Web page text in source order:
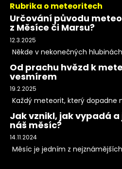
Rubrika o meteoritech
Určování původu
z Měsíce či Marsu?
12.3.2025
Někde v nekonečných
Od prachu hvězd k
vesmírem
19.2.2025
Každý meteorit, který dopadne
Jak vznikl, jak vypadá
náš měsíc?
14.11.2024
Měsíc je jedním z